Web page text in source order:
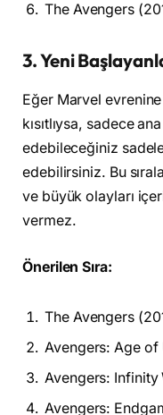
The Avengers
3.Yeni
Eğer Marvel evrenine
kısıtlıysa, sadece
edebileceğiniz
edebilirsiniz. Bu
ve büyük olayları
vermez.
Önerilen Sıra:
The Avengers
Avengers: Age of
Avengers: Infinity
Avengers: